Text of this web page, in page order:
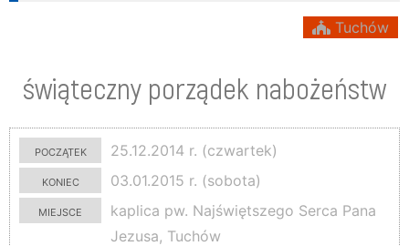
Tuchów
świąteczny porządek nabożeństw
początek
25.12.2014 r. (czwartek)
koniec
03.01.2015 r. (sobota)
miejsce
kaplica pw. Najświętszego Serca Pana
Jezusa, Tuchów